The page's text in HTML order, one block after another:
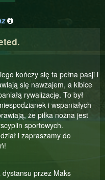
kończy się ta pełna pasji i
się nawzajem, a kibice
rywalizację. To był
i wspaniałych
że piłka nożna jest
sportowych.
i zapraszamy do
dystansu przez Maks